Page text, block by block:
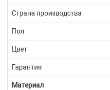
Страна производства
Пол
Цвет
Гарантия
Материал